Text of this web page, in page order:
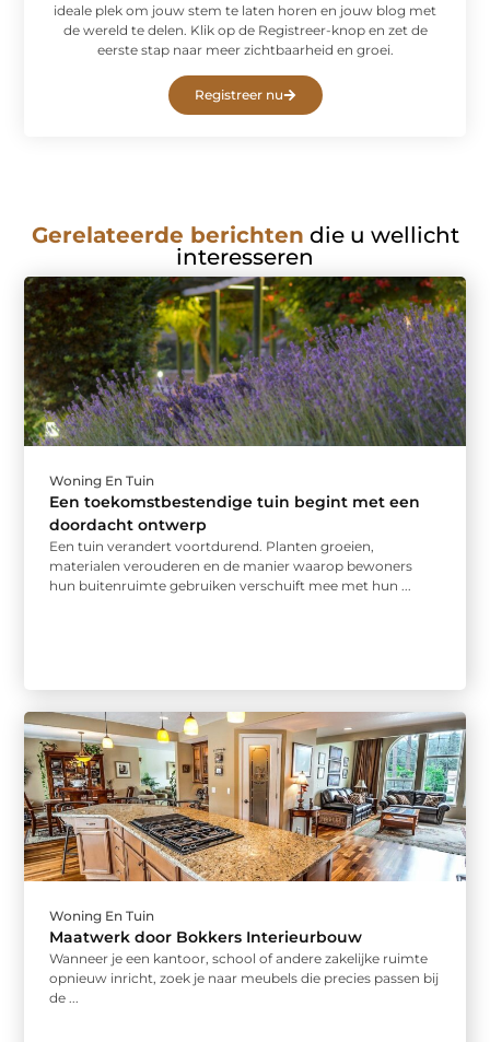
ideale plek om jouw stem te laten horen en jouw blog met
de wereld te delen. Klik op de Registreer-knop en zet de
eerste stap naar meer zichtbaarheid en groei.
Registreer nu
Gerelateerde berichten die u wellicht
interesseren
Woning En Tuin
Een toekomstbestendige tuin begint met een
doordacht ontwerp
Een tuin verandert voortdurend. Planten groeien,
materialen verouderen en de manier waarop bewoners
hun buitenruimte gebruiken verschuift mee met hun ...
Woning En Tuin
Maatwerk door Bokkers Interieurbouw
Wanneer je een kantoor, school of andere zakelijke ruimte
opnieuw inricht, zoek je naar meubels die precies passen bij
de ...